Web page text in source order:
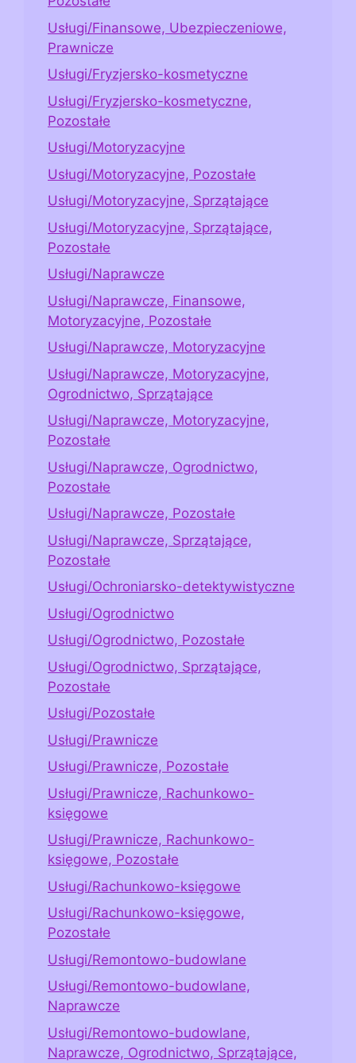
Usługi/Finansowe, Ubezpieczeniowe,
Prawnicze
Usługi/Fryzjersko-kosmetyczne
Usługi/Fryzjersko-kosmetyczne,
Pozostałe
Usługi/Motoryzacyjne
Usługi/Motoryzacyjne, Pozostałe
Usługi/Motoryzacyjne, Sprzątające
Usługi/Motoryzacyjne, Sprzątające,
Pozostałe
Usługi/Naprawcze
Usługi/Naprawcze, Finansowe,
Motoryzacyjne, Pozostałe
Usługi/Naprawcze, Motoryzacyjne
Usługi/Naprawcze, Motoryzacyjne,
Ogrodnictwo, Sprzątające
Usługi/Naprawcze, Motoryzacyjne,
Pozostałe
Usługi/Naprawcze, Ogrodnictwo,
Pozostałe
Usługi/Naprawcze, Pozostałe
Usługi/Naprawcze, Sprzątające,
Pozostałe
Usługi/Ochroniarsko-detektywistyczne
Usługi/Ogrodnictwo
Usługi/Ogrodnictwo, Pozostałe
Usługi/Ogrodnictwo, Sprzątające,
Pozostałe
Usługi/Pozostałe
Usługi/Prawnicze
Usługi/Prawnicze, Pozostałe
Usługi/Prawnicze, Rachunkowo-
księgowe
Usługi/Prawnicze, Rachunkowo-
księgowe, Pozostałe
Usługi/Rachunkowo-księgowe
Usługi/Rachunkowo-księgowe,
Pozostałe
Usługi/Remontowo-budowlane
Usługi/Remontowo-budowlane,
Naprawcze
Usługi/Remontowo-budowlane,
Naprawcze, Ogrodnictwo, Sprzątające,